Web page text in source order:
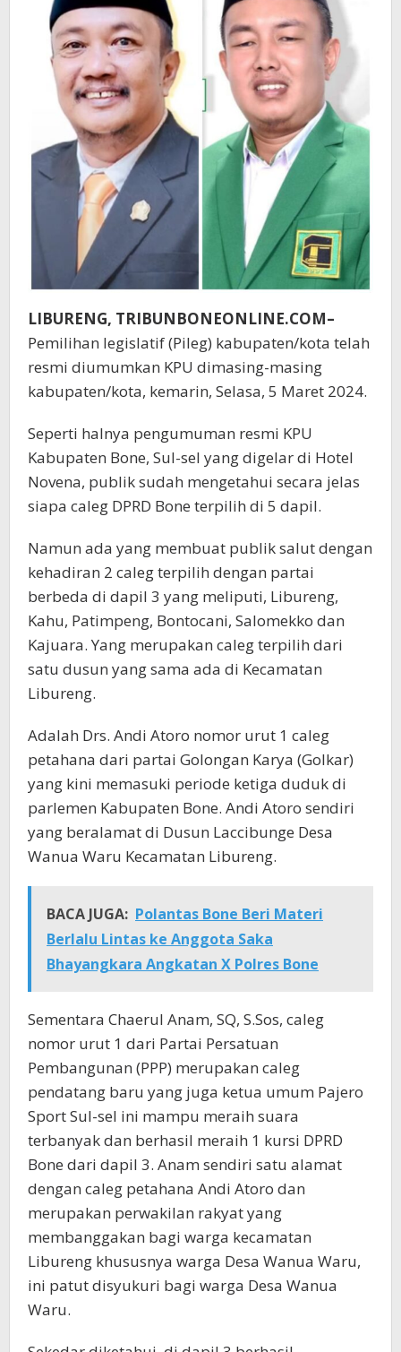
Bone,
Ini
Jumlah
Suara
Yang
Diraih
LIBURENG, TRIBUNBONEONLINE.COM–
Pemilihan legislatif (Pileg) kabupaten/kota telah
resmi diumumkan KPU dimasing-masing
kabupaten/kota, kemarin, Selasa, 5 Maret 2024.
Seperti halnya pengumuman resmi KPU
Kabupaten Bone, Sul-sel yang digelar di Hotel
Novena, publik sudah mengetahui secara jelas
siapa caleg DPRD Bone terpilih di 5 dapil.
Namun ada yang membuat publik salut dengan
kehadiran 2 caleg terpilih dengan partai
berbeda di dapil 3 yang meliputi, Libureng,
Kahu, Patimpeng, Bontocani, Salomekko dan
Kajuara. Yang merupakan caleg terpilih dari
satu dusun yang sama ada di Kecamatan
Libureng.
Adalah Drs. Andi Atoro nomor urut 1 caleg
petahana dari partai Golongan Karya (Golkar)
yang kini memasuki periode ketiga duduk di
parlemen Kabupaten Bone. Andi Atoro sendiri
yang beralamat di Dusun Laccibunge Desa
Wanua Waru Kecamatan Libureng.
BACA JUGA: Polantas Bone Beri Materi
Berlalu Lintas ke Anggota Saka
Bhayangkara Angkatan X Polres Bone
Sementara Chaerul Anam, SQ, S.Sos, caleg
nomor urut 1 dari Partai Persatuan
Pembangunan (PPP) merupakan caleg
pendatang baru yang juga ketua umum Pajero
Sport Sul-sel ini mampu meraih suara
terbanyak dan berhasil meraih 1 kursi DPRD
Bone dari dapil 3. Anam sendiri satu alamat
dengan caleg petahana Andi Atoro dan
merupakan perwakilan rakyat yang
membanggakan bagi warga kecamatan
Libureng khususnya warga Desa Wanua Waru,
ini patut disyukuri bagi warga Desa Wanua
Waru.